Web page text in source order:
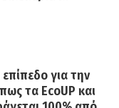
για την
τα EcoUP και